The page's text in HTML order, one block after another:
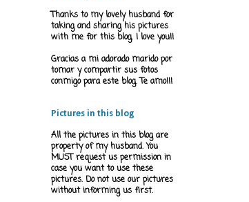
Thanks to my lovely husband for
taking and sharing his pictures
with me for this blog. I love you!!
Gracias a mi adorado marido por
tomar y compartir sus fotos
conmigo para este blog. Te amo!!!
Pictures in this blog
All the pictures in this blog are
property of my husband. You
MUST request us permission in
case you want to use these
pictures. Do not use our pictures
without informing us first.